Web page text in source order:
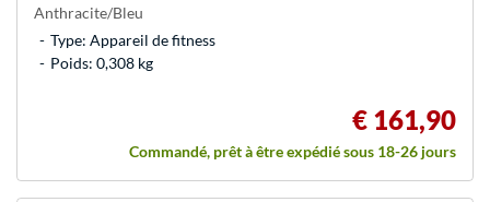
Anthracite/Bleu
Type: Appareil de fitness
Poids: 0,308 kg
€ 161,90
Commandé, prêt à être expédié sous 18-26 jours